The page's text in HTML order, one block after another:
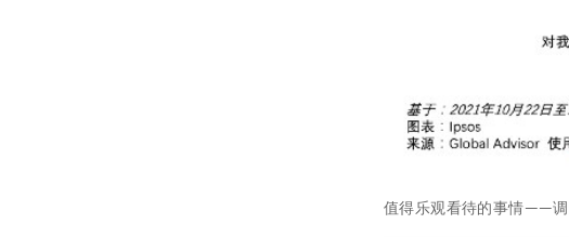
值得乐观看待的事情——调